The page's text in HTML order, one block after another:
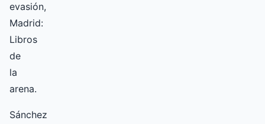
evasión,
Madrid:
Libros
de
la
arena.
Sánchez